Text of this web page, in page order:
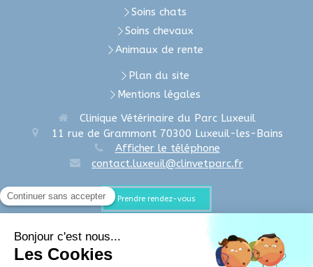
Soins chats
Soins chevaux
Animaux de rente
Plan du site
Mentions légales
Clinique Vétérinaire du Parc Luxeuil
11 rue de Grammont 70300 Luxeuil-les-Bains
Afficher le téléphone
contact.luxeuil@clinvetparc.fr
Prendre rendez-vous
Clinique Vétérinaire du Parc Fougerolles
16, rue de la Gare
Fougerolles
Afficher le téléphone